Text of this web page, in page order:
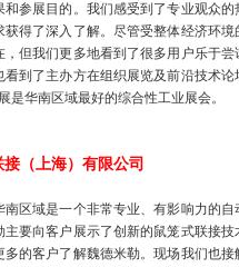
和参展目的。我们感受到了专业观众的
获得了深入了解。尽管受整体经济环境
，但我们更多地看到了很多用户乐于
到了主办方在组织展览及前沿技术论
是华南区域最好的综合性工业展会。
（上海）有限公司
南区域是一个非常专业、有影响力的自
主要向客户展示了创新的鼠笼式联接
多的客户了解魏德米勒。现场我们也